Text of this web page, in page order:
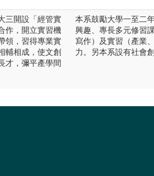
三開設「經管實
作，開立實習機
領，習得專業實
輔相成，使文創
才，彌平產學間
本系鼓勵大學一至二
興趣、專長多元修習
寫作）及實習（產業
力。另本系設有社會